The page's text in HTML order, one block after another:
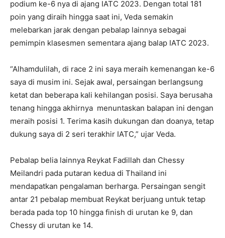
podium ke-6 nya di ajang IATC 2023. Dengan total 181
poin yang diraih hingga saat ini, Veda semakin
melebarkan jarak dengan pebalap lainnya sebagai
pemimpin klasesmen sementara ajang balap IATC 2023.
“Alhamdulilah, di race 2 ini saya meraih kemenangan ke-6
saya di musim ini. Sejak awal, persaingan berlangsung
ketat dan beberapa kali kehilangan posisi. Saya berusaha
tenang hingga akhirnya menuntaskan balapan ini dengan
meraih posisi 1. Terima kasih dukungan dan doanya, tetap
dukung saya di 2 seri terakhir IATC,” ujar Veda.
Pebalap belia lainnya Reykat Fadillah dan Chessy
Meilandri pada putaran kedua di Thailand ini
mendapatkan pengalaman berharga. Persaingan sengit
antar 21 pebalap membuat Reykat berjuang untuk tetap
berada pada top 10 hingga finish di urutan ke 9, dan
Chessy di urutan ke 14.